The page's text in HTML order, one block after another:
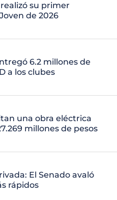
su primer
de 2026
6.2 millones de
a los clubes
una obra eléctrica
millones de pesos
El Senado avaló
rápidos